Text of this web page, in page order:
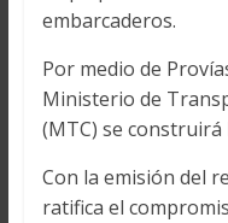
embarcaderos.
Por medio de
Ministerio de
(MTC) se
Con la emisión del
ratifica el